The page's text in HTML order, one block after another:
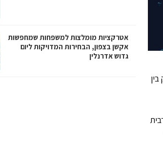
אטרקציות מומלצות למשפחות שמחפשות
אקשן בצפון, הבחירות המדויקות ליום
גדוש אדרנלין